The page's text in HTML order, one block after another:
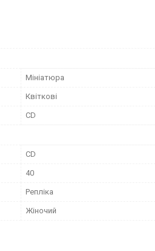
Мініатюра
Квіткові
CD
CD
40
Репліка
Жіночий